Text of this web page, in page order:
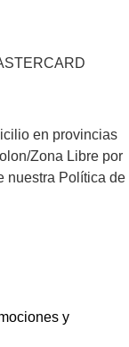
en provincias
Zona Libre por
nuestra Política de
y